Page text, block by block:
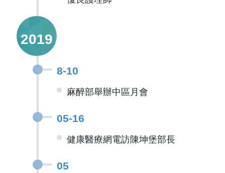
2019
8-10
麻醉部舉辦中區月會
05-16
健康醫療網電訪陳坤堡部長
05